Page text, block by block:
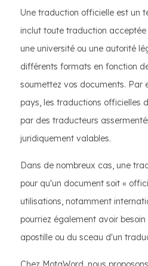
Une traduction officielle est un
inclut toute traduction
une université ou une autorité
différents formats en fonction
soumettez vos documents. Par
pays, les traductions officielles
par des traducteurs
juridiquement valables.
Dans de nombreux cas, une
pour qu'un document soit «
utilisations, notamment
pourriez également avoir
apostille ou du sceau d'un